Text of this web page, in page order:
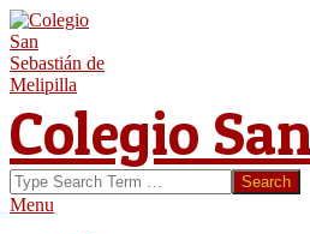
Skip
to
content
Colegio
Search
Secondary
Menu